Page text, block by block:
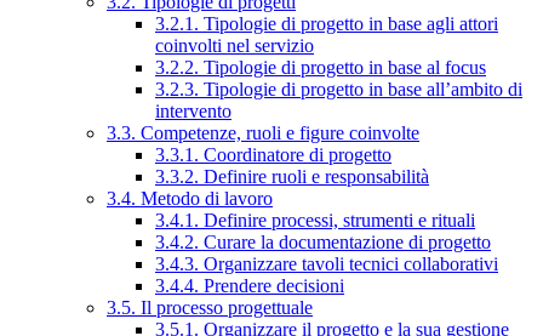
3.2.1. Tipologie di progetto in base agli attori
coinvolti nel servizio
3.2.2. Tipologie di progetto in base al focus
3.2.3. Tipologie di progetto in base all’ambito di
intervento
3.3. Competenze, ruoli e figure coinvolte
3.3.1. Coordinatore di progetto
3.3.2. Definire ruoli e responsabilità
3.4. Metodo di lavoro
3.4.1. Definire processi, strumenti e rituali
3.4.2. Curare la documentazione di progetto
3.4.3. Organizzare tavoli tecnici collaborativi
3.4.4. Prendere decisioni
3.5. Il processo progettuale
3.5.1. Organizzare il progetto e la sua gestione